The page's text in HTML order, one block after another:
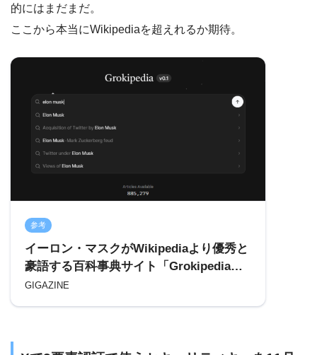
的にはまだまだ。
ここから本当にWikipediaを超えれるか期待。
参考
イーロン・マスクがWikipediaより優秀と
豪語する百科事典サイト「Grokipedia」
が一般公開される、Wikipediaから丸ごと
GIGAZINE